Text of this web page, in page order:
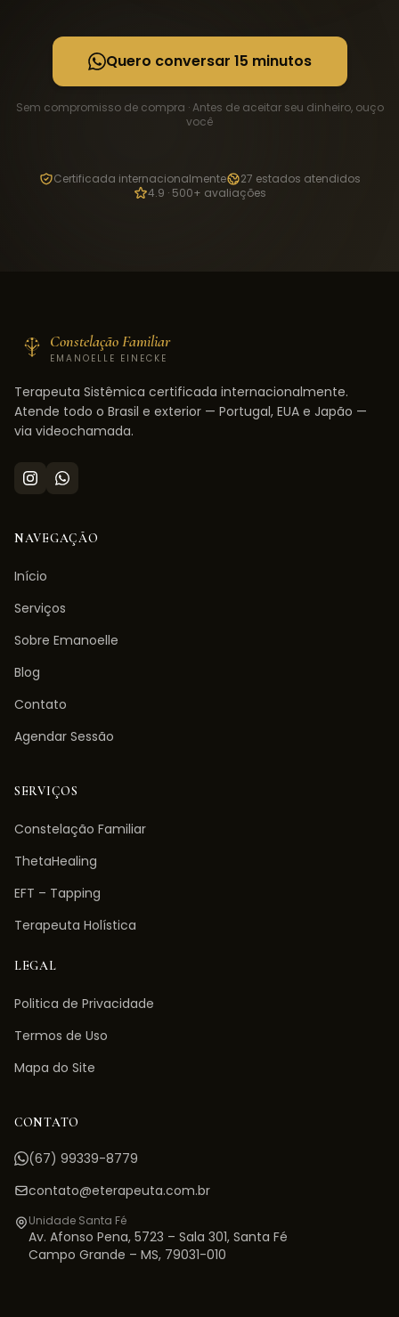
Quero conversar 15 minutos
Sem compromisso de compra · Antes de aceitar seu dinheiro, ouço
você
Certificada internacionalmente
27 estados atendidos
4.9 · 500+ avaliações
Constelação Familiar
EMANOELLE EINECKE
Terapeuta Sistêmica certificada internacionalmente.
Atende todo o Brasil e exterior — Portugal, EUA e Japão —
via videochamada.
NAVEGAÇÃO
Início
Serviços
Sobre Emanoelle
Blog
Contato
Agendar Sessão
SERVIÇOS
Constelação Familiar
ThetaHealing
EFT – Tapping
Terapeuta Holística
LEGAL
Politica de Privacidade
Termos de Uso
Mapa do Site
CONTATO
(67) 99339-8779
contato@eterapeuta.com.br
Unidade Santa Fé
Av. Afonso Pena, 5723 – Sala 301, Santa Fé
Campo Grande – MS, 79031-010